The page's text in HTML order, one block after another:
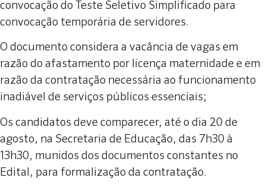
convocação do Teste Seletivo Simplificado para
convocação temporária de servidores.
O documento considera a vacância de vagas em
razão do afastamento por licença maternidade e em
razão da contratação necessária ao funcionamento
inadiável de serviços públicos essenciais;
Os candidatos deve comparecer, até o dia 20 de
agosto, na Secretaria de Educação, das 7h30 à
13h30, munidos dos documentos constantes no
Edital, para formalização da contratação.